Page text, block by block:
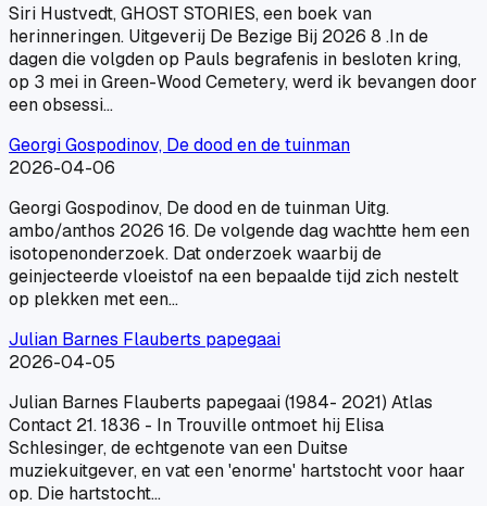
Siri Hustvedt, GHOST STORIES, een boek van
herinneringen. Uitgeverij De Bezige Bij 2026 8 .In de
dagen die volgden op Pauls begrafenis in besloten kring,
op 3 mei in Green-Wood Cemetery, werd ik bevangen door
een obsessi…
Georgi Gospodinov, De dood en de tuinman
2026-04-06
Georgi Gospodinov, De dood en de tuinman Uitg.
ambo/anthos 2026 16. De volgende dag wachtte hem een
isotopenonderzoek. Dat onderzoek waarbij de
geinjecteerde vloeistof na een bepaalde tijd zich nestelt
op plekken met een…
Julian Barnes Flauberts papegaai
2026-04-05
Julian Barnes Flauberts papegaai (1984- 2021) Atlas
Contact 21. 1836 - In Trouville ontmoet hij Elisa
Schlesinger, de echtgenote van een Duitse
muziekuitgever, en vat een 'enorme' hartstocht voor haar
op. Die hartstocht…